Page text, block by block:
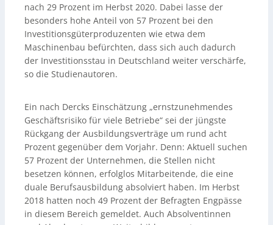
nach 29 Prozent im Herbst 2020. Dabei lasse der
besonders hohe Anteil von 57 Prozent bei den
Investitionsgüterproduzenten wie etwa dem
Maschinenbau befürchten, dass sich auch dadurch
der Investitionsstau in Deutschland weiter verschärfe,
so die Studienautoren.
Ein nach Dercks Einschätzung „ernstzunehmendes
Geschäftsrisiko für viele Betriebe“ sei der jüngste
Rückgang der Ausbildungsverträge um rund acht
Prozent gegenüber dem Vorjahr. Denn: Aktuell suchen
57 Prozent der Unternehmen, die Stellen nicht
besetzen können, erfolglos Mitarbeitende, die eine
duale Berufsausbildung absolviert haben. Im Herbst
2018 hatten noch 49 Prozent der Befragten Engpässe
in diesem Bereich gemeldet. Auch Absolventinnen